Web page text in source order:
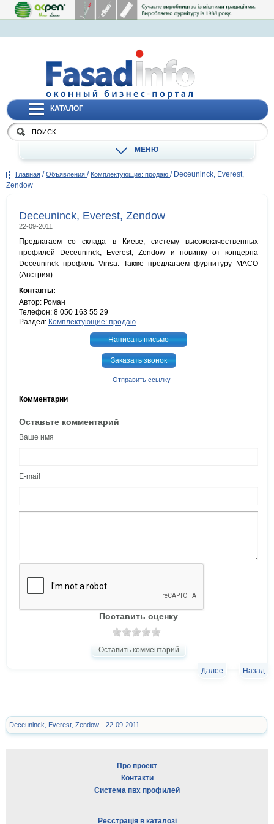
КАТАЛОГ
МЕНЮ
Главная / Объявления / Комплектующие: продаю / Deceuninck, Everest,
Zendow
Deceuninck, Everest, Zendow
22-09-2011
Предлагаем со склада в Киеве, систему высококачественных
профилей Deceuninck, Everest, Zendow и новинку от концерна
Deceuninck профиль Vinsa. Также предлагаем фурнитуру MACO
(Австрия).
Контакты:
Автор: Роман
Телефон: 8 050 163 55 29
Раздел: Комплектующие: продаю
Написать письмо
Заказать звонок
Отправить ссылку
Комментарии
Оставьте комментарий
Ваше имя
E-mail
Поставить оценку
Оставить комментарий
Назад
Далее
Deceuninck, Everest, Zendow. . 22-09-2011
Про проект
Контакти
Система пвх профилей
Реєстрація в каталозі